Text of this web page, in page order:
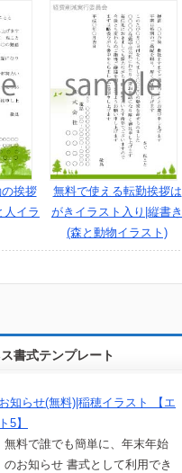
挨拶
人イラ
無料で使える転勤挨拶は
がきイラスト入り|縦書き
(森と動物イラスト)
書式テンプレート
知らせ(無料)|稲穂イラスト 【エ
5】
無料で誰でも簡単に、年末年始
のお知らせ 書式として利用でき